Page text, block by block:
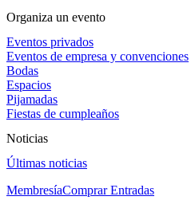
Organiza un evento
Eventos privados
Eventos de empresa y convenciones
Bodas
Espacios
Pijamadas
Fiestas de cumpleaños
Noticias
Últimas noticias
MembresíaComprar Entradas